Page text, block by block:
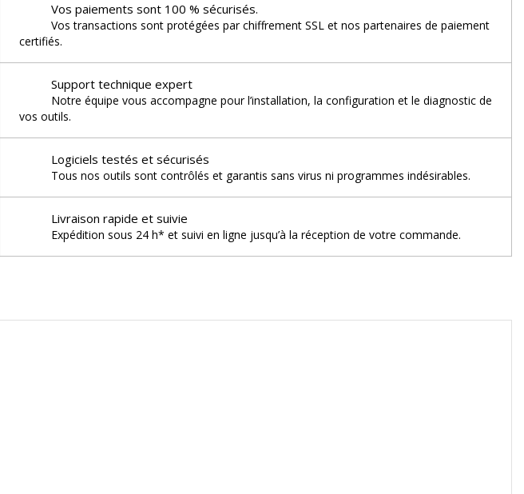
Vos paiements sont 100 % sécurisés.
Vos transactions sont protégées par chiffrement SSL et nos partenaires de paiement
certifiés.
Support technique expert
Notre équipe vous accompagne pour l’installation, la configuration et le diagnostic de
vos outils.
Logiciels testés et sécurisés
Tous nos outils sont contrôlés et garantis sans virus ni programmes indésirables.
Livraison rapide et suivie
Expédition sous 24 h* et suivi en ligne jusqu’à la réception de votre commande.